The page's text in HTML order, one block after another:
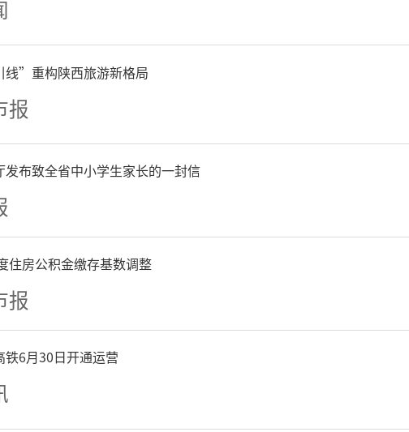
区）的生产总值超200亿
率先开展潜力地区城镇化水平提
度融合，“千万工程”扎实推进
服务水平显著提升，城乡居民人
持续缩小，2024年全省农村居
入增速快于城镇2.4个百分点。
年，陕西城镇化率预计接近
动新型城镇化战略五年行动计划
”重构陕西旅游新格局
报
发布致全省中小学生家长的一封信
住房公积金缴存基数调整
报
铁6月30日开通运营